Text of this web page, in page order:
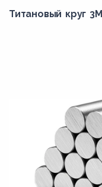
Титановый круг